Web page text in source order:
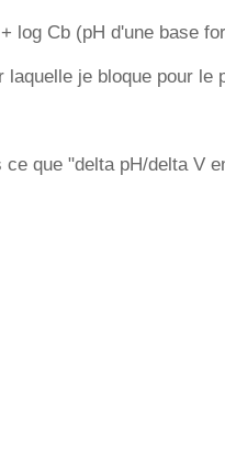
log Cb (pH d'une base
je bloque pour le
que "delta pH/delta V